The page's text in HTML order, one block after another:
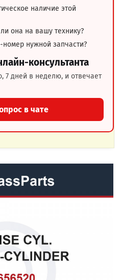
наличие этой
она на вашу технику?
номер нужной запчасти?
консультанта
7 дней в неделю, и отвечает
в чате